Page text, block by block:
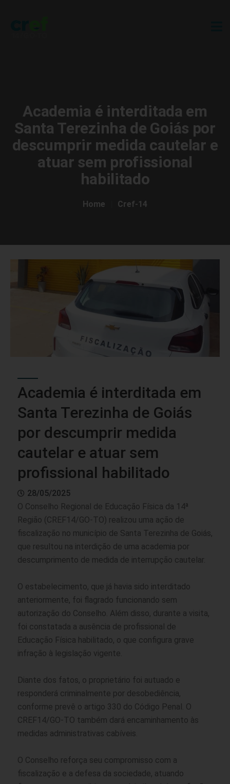
Academia é interditada em
Santa Terezinha de Goiás por
descumprir medida cautelar e
atuar sem profissional
habilitado
Home Cref-14
Academia é interditada em
Santa Terezinha de Goiás
por descumprir medida
cautelar e atuar sem
profissional habilitado
28/05/2025
O Conselho Regional de Educação Física da 14ª
Região (CREF14/GO-TO) realizou uma ação de
fiscalização no município de Santa Terezinha de Goiás,
que resultou na interdição de uma academia por
descumprimento de medida de interrupção cautelar.
O estabelecimento, que já havia sido interditado
anteriormente, foi flagrado funcionando sem
autorização do Conselho. Além disso, durante a visita,
foi constatada a ausência de profissional de
Educação Física habilitado, o que configura grave
infração à legislação vigente.
Diante dos fatos, o proprietário foi autuado e
responderá criminalmente por desobediência,
conforme prevê o artigo 330 do Código Penal. O
CREF14/GO-TO também dará encaminhamento às
medidas administrativas cabíveis.
O Conselho reforça seu compromisso com a
fiscalização e a defesa da sociedade, atuando